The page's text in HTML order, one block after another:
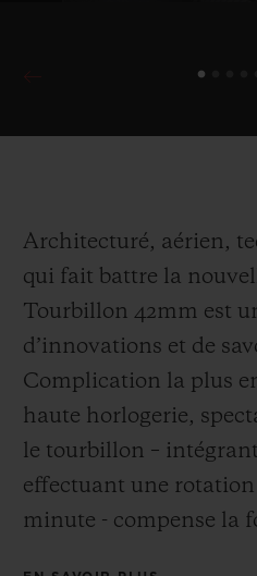
Architecturé, aérien,
qui fait battre la
Tourbillon 42mm est
d’innovations et de
Complication la plus
haute horlogerie,
le tourbillon –
effectuant une
minute - compense la